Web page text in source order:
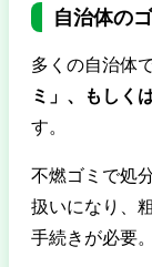
自治体の
多くの自治体
ミ」、もしく
す。
不燃ゴミで処
扱いになり、
手続きが必要。